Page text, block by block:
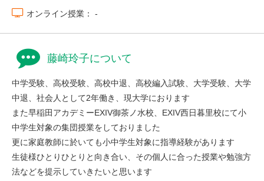
オンライン授業： -
藤崎玲子について
中学受験、高校受験、高校中退、高校編入試験、大学受験、大学
中退、社会人として2年働き、現大学におります
また早稲田アカデミーEXIV御茶ノ水校、EXIV西日暮里校にて小
中学生対象の集団授業をしておりました
更に家庭教師に於いても小中学生対象に指導経験があります
生徒様ひとりひとりと向き合い、その個人に合った授業や勉強方
法などを提示していきたいと思います